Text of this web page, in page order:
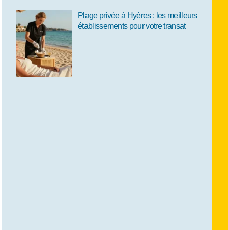
Plage privée à Hyères : les meilleurs
établissements pour votre transat